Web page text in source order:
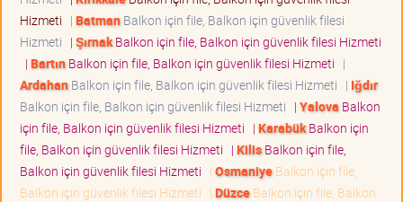
Hizmeti | BatmanBalkon için file, Balkon için güvenlik filesi
Hizmeti | ŞırnakBalkon için file, Balkon için güvenlik filesi Hizmeti
| BartınBalkon için file, Balkon için güvenlik filesi Hizmeti |
ArdahanBalkon için file, Balkon için güvenlik filesi Hizmeti | Iğdır
Balkon için file, Balkon için güvenlik filesi Hizmeti | Yalova Balkon
için file, Balkon için güvenlik filesi Hizmeti | KarabükBalkon için
file, Balkon için güvenlik filesi Hizmeti | KilisBalkon için file,
Balkon için güvenlik filesi Hizmeti | OsmaniyeBalkon için file,
Balkon için güvenlik filesi Hizmeti | DüzceBalkon için file, Balkon